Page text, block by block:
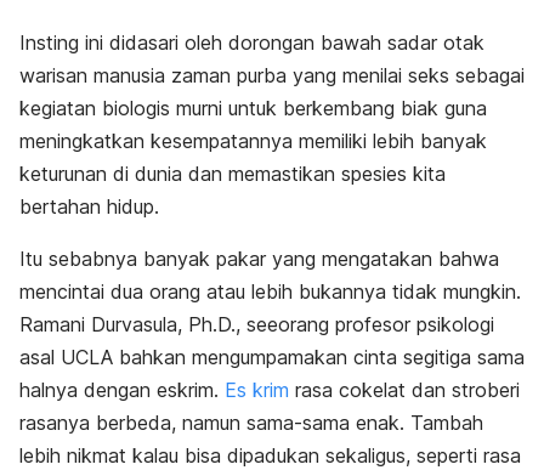
Insting ini didasari oleh dorongan bawah sadar otak
warisan manusia zaman purba yang menilai seks sebagai
kegiatan biologis murni untuk berkembang biak guna
meningkatkan kesempatannya memiliki lebih banyak
keturunan di dunia dan memastikan spesies kita
bertahan hidup.
Itu sebabnya banyak pakar yang mengatakan bahwa
mencintai dua orang atau lebih bukannya tidak mungkin.
Ramani Durvasula, Ph.D., seeorang profesor psikologi
asal UCLA bahkan mengumpamakan cinta segitiga sama
halnya dengan eskrim. Es krim rasa cokelat dan stroberi
rasanya berbeda, namun sama-sama enak. Tambah
lebih nikmat kalau bisa dipadukan sekaligus, seperti rasa